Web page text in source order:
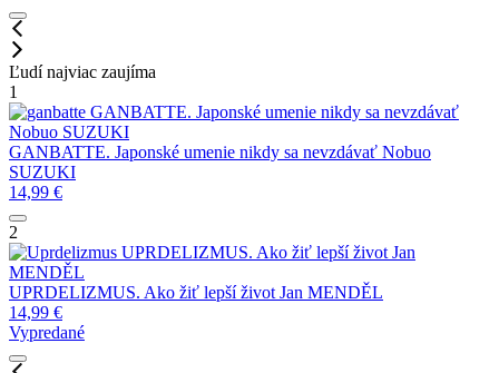
Ľudí najviac zaujíma
1
GANBATTE. Japonské umenie nikdy sa nevzdávať
Nobuo SUZUKI
GANBATTE. Japonské umenie nikdy sa nevzdávať Nobuo
SUZUKI
14,99 €
2
UPRDELIZMUS. Ako žiť lepší život Jan
MENDĚL
UPRDELIZMUS. Ako žiť lepší život Jan MENDĚL
14,99 €
Vypredané